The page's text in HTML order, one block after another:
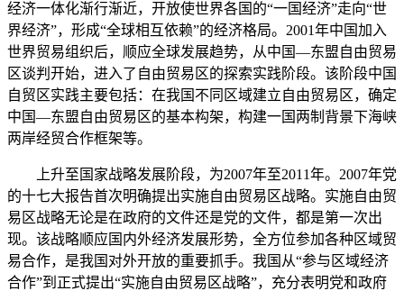
经济一体化渐行渐近，开放使世界各国的“一国经济”走向“世
界经济”，形成“全球相互依赖”的经济格局。2001年中国加入
世界贸易组织后，顺应全球发展趋势，从中国—东盟自由贸易
区谈判开始，进入了自由贸易区的探索实践阶段。该阶段中国
自贸区实践主要包括：在我国不同区域建立自由贸易区，确定
中国—东盟自由贸易区的基本构架，构建一国两制背景下海峡
两岸经贸合作框架等。
上升至国家战略发展阶段，为2007年至2011年。2007年党
的十七大报告首次明确提出实施自由贸易区战略。实施自由贸
易区战略无论是在政府的文件还是党的文件，都是第一次出
现。该战略顺应国内外经济发展形势，全方位参加各种区域贸
易合作，是我国对外开放的重要抓手。我国从“参与区域经济
合作”到正式提出“实施自由贸易区战略”，充分表明党和政府